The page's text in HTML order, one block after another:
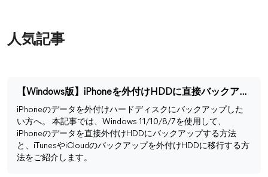
人気記事
【Windows版】iPhoneを外付けHDDに直接バックアップする方法
iPhoneのデータを外付けハードディスクにバックアップした
い方へ。 本記事では、Windows 11/10/8/7を使用して、
iPhoneのデータを直接外付けHDDにバックアップする方法
と、iTunesやiCloudのバックアップを外付けHDDに移行する方
法をご紹介します。